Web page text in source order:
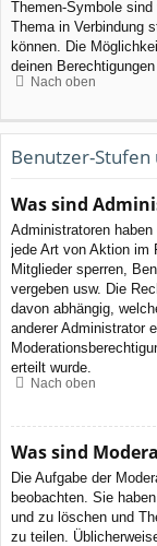
Themen-Symbole
Thema in Verbindung
können. Die
deinen
Nach oben
Benutzer-Stufen
Was sind
Administratoren
jede Art von Aktion im
Mitglieder sperren,
vergeben usw. Die
davon abhängig,
anderer Administrator
erteilt wurde.
Nach oben
Was sind
Die Aufgabe der
beobachten. Sie
und zu löschen und
zu teilen.